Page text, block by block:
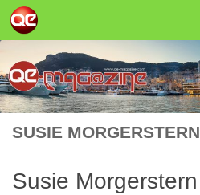
Salta al contenuto
SUSIE MORGERSTERN
Susie Morgerstern